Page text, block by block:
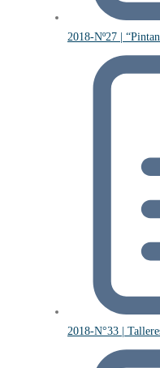
2018-Nº27 |
2018-N°33 |